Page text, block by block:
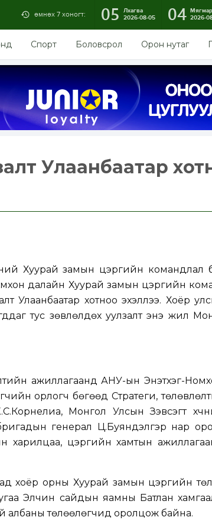
өмнөх 7 хоногт: 05
Лхагва
2026-08-05
04 Мягмар
2026-
Спорт Боловсрол Орон нутаг
Улаанбаатар
Хуурай замын цэргийн
далайн Хуурай замын цэргийн
Улаанбаатар хотноо эхэллээ. Хоёр
тус зөвлөлдөх уулзалт энэ жил
ажиллагаанд АНУ-ын Энэтхэг-
орлогч бөгөөд Стратеги,
Монгол Улсын Зэвсэгт
генерал Ц.Буяндэлгэр нар
харилцаа, цэргийн хамтын
хоёр орны Хуурай замын цэргийн
Элчин сайдын яамны Батлан
албаны төлөөлөгчид оролцож байна.